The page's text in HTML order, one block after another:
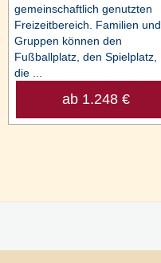
gemeinschaftlich genutzten
Freizeitbereich. Familien und
Gruppen können den
Fußballplatz, den Spielplatz,
die ...
ab 1.248 €